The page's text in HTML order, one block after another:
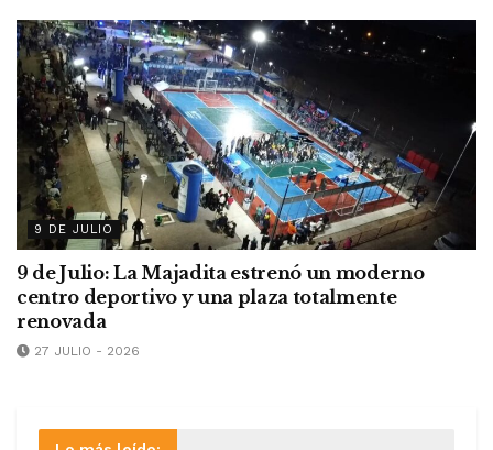
9 DE JULIO
9 de Julio: La Majadita estrenó un moderno
centro deportivo y una plaza totalmente
renovada
27 JULIO - 2026